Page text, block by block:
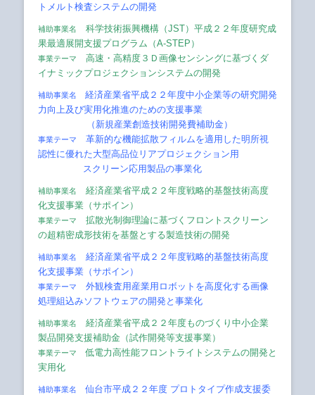
トメルト検査システムの開発
補助事業名
科学技術振興機構（JST）平成２２年度研究成
果最適展開支援プログラム（A-STEP）
事業テーマ
高速・高精度３Ｄ画像センシングに基づくダ
イナミックプロジェクションシステムの開発
補助事業名
経済産業省平成２２年度中小企業等の研究開発
力向上及び実用化推進のための支援事業
（新規産業創造技術開発費補助金）
事業テーマ
革新的な機能拡散フィルムを適用した明所視
認性に優れた大型高品位リアプロジェクション用
スクリーン応用製品の事業化
補助事業名
経済産業省平成２２年度戦略的基盤技術高度
化支援事業（サポイン）
事業テーマ
拡散光制御理論に基づくフロントスクリーン
の超精密成形技術を基盤とする製造技術の開発
補助事業名
経済産業省平成２２年度戦略的基盤技術高度
化支援事業（サポイン）
事業テーマ
外観検査用産業用ロボットを高度化する画像
処理組込みソフトウェアの開発と事業化
補助事業名
経済産業省平成２２年度ものづくり中小企業
製品開発支援補助金（試作開発等支援事業）
事業テーマ
低電力高性能フロントライトシステムの開発と
実用化
補助事業名
仙台市平成２２年度 プロトタイプ作成支援委